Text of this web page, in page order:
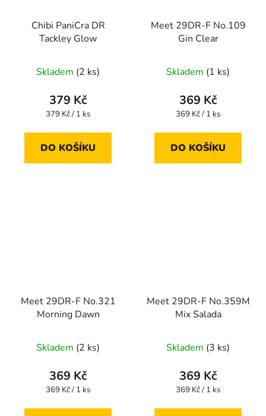
Chibi PaniCra DR
Tackley Glow
Skladem (2 ks)
379 Kč
Měrná
379 Kč / 1 ks
DO KOŠÍKU
Meet 29DR-F No.109
Gin Clear
Skladem (1 ks)
369 Kč
Měrná
369 Kč / 1 ks
DO KOŠÍKU
Meet 29DR-F No.321
Morning Dawn
Skladem (2 ks)
369 Kč
Měrná
369 Kč / 1 ks
Meet 29DR-F No.359M
Mix Salada
Skladem (3 ks)
369 Kč
Měrná
369 Kč / 1 ks